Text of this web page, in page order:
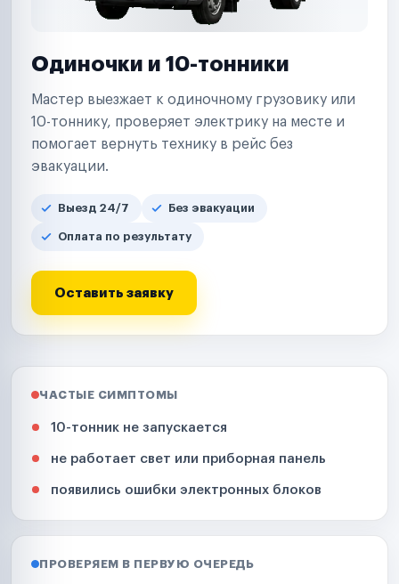
Одиночки и 10-тонники
Мастер выезжает к одиночному грузовику или
10-тоннику, проверяет электрику на месте и
помогает вернуть технику в рейс без
эвакуации.
Выезд 24/7 Без эвакуации
Оплата по результату
Оставить заявку
ЧАСТЫЕ СИМПТОМЫ
10-тонник не запускается
не работает свет или приборная панель
появились ошибки электронных блоков
ПРОВЕРЯЕМ В ПЕРВУЮ ОЧЕРЕДЬ